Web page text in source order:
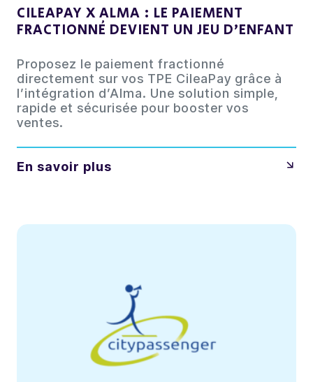
CILEAPAY X ALMA : LE PAIEMENT
FRACTIONNÉ DEVIENT UN JEU D’ENFANT
Proposez le paiement fractionné
directement sur vos TPE CileaPay grâce à
l’intégration d’Alma. Une solution simple,
rapide et sécurisée pour booster vos
ventes.
En savoir plus